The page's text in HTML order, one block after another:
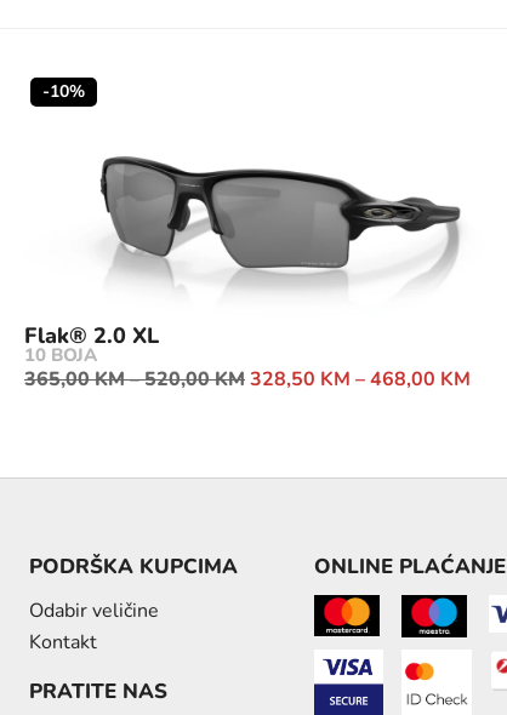
-10%
Flak® 2.0 XL
10 BOJA
365,00KM–520,00KM328,50 KM –468,00 KM
PODRŠKA KUPCIMA
Odabir veličine
Kontakt
PRATITE NAS
ONLINE PLAĆANJE